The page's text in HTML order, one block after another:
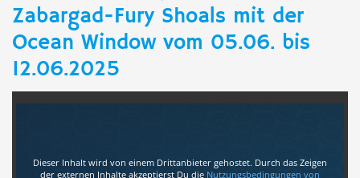
Zabargad-Fury Shoals mit der
Ocean Window vom 05.06. bis
12.06.2025
Dieser Inhalt wird von einem Drittanbieter gehostet. Durch das Zeigen
der externen Inhalte akzeptierst Du die Nutzungsbedingungen von